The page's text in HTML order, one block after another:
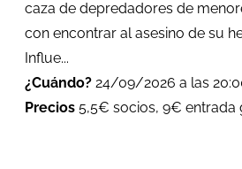
caza de depredadores de
con encontrar al asesino de su
Influe...
¿Cuándo? 24/09/2026 a las
Precios 5,5€ socios, 9€ entrada